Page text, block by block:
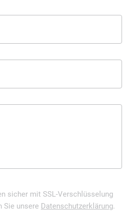
sicher mit SSL-Verschlüsselung
Sie unsere Datenschutzerklärung.